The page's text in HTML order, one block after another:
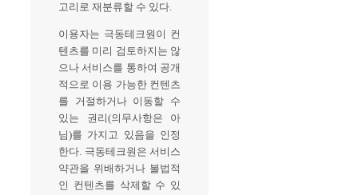
고리로 재분류할 수 있다.
이용자는 극동테크원이 컨
텐츠를 미리 검토하지는 않
으나 서비스를 통하여 공개
적으로 이용 가능한 컨텐츠
를 거절하거나 이동할 수
있는 권리(의무사항은 아
님)를 가지고 있음을 인정
한다. 극동테크원은 서비스
약관을 위배하거나 불법적
인 컨텐츠를 삭제할 수 있